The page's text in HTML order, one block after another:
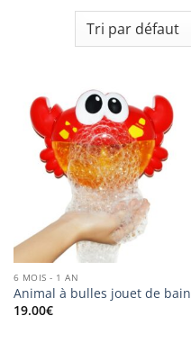
6 MOIS - 1 AN
Animal à bulles jouet de bain
19.00€